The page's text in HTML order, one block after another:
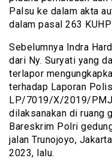
Palsu ke dalam akta
dalam pasal 263
Sebelumnya Indra
dari Ny. Suryati yang
terlapor
terhadap Laporan
LP/7019/X/2019/
dilaksanakan di ruang
Bareskrim Polri
jalan Trunojoyo,
2023, lalu.